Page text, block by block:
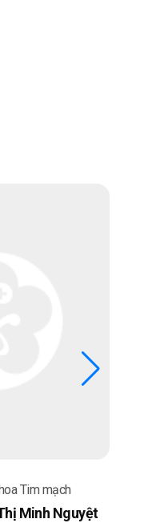
Tim mạch
Minh Nguyệt